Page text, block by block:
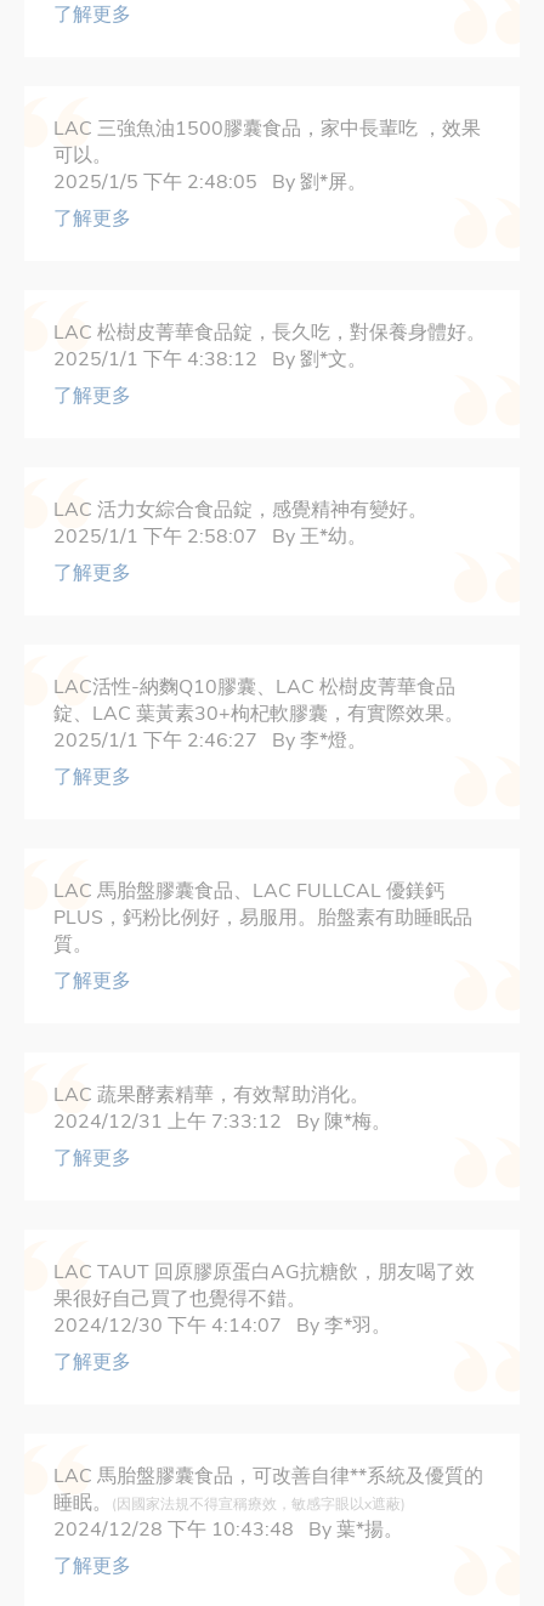
了解更多
LAC 三強魚油1500膠囊食品，家中長輩吃 ，效果
可以。
2025/1/5 下午 2:48:05 By 劉*屏。
了解更多
LAC 松樹皮菁華食品錠，長久吃，對保養身體好。
2025/1/1 下午 4:38:12 By 劉*文。
了解更多
LAC 活力女綜合食品錠，感覺精神有變好。
2025/1/1 下午 2:58:07 By 王*幼。
了解更多
LAC活性-納麴Q10膠囊、LAC 松樹皮菁華食品
錠、LAC 葉黃素30+枸杞軟膠囊，有實際效果。
2025/1/1 下午 2:46:27 By 李*燈。
了解更多
LAC 馬胎盤膠囊食品、LAC FULLCAL 優鎂鈣
PLUS，鈣粉比例好，易服用。胎盤素有助睡眠品
質。
了解更多
LAC 蔬果酵素精華，有效幫助消化。
2024/12/31 上午 7:33:12 By 陳*梅。
了解更多
LAC TAUT 回原膠原蛋白AG抗糖飲，朋友喝了效
果很好自己買了也覺得不錯。
2024/12/30 下午 4:14:07 By 李*羽。
了解更多
LAC 馬胎盤膠囊食品，可改善自律**系統及優質的
睡眠。
(因國家法規不得宣稱療效，敏感字眼以x遮蔽)
2024/12/28 下午 10:43:48 By 葉*揚。
了解更多